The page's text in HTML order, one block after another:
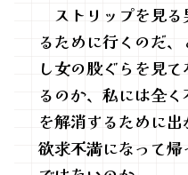
ストリップを見る
るために行くのだ
し女の股ぐらを見
るのか、私には全
を解消するために
欲求不満になって